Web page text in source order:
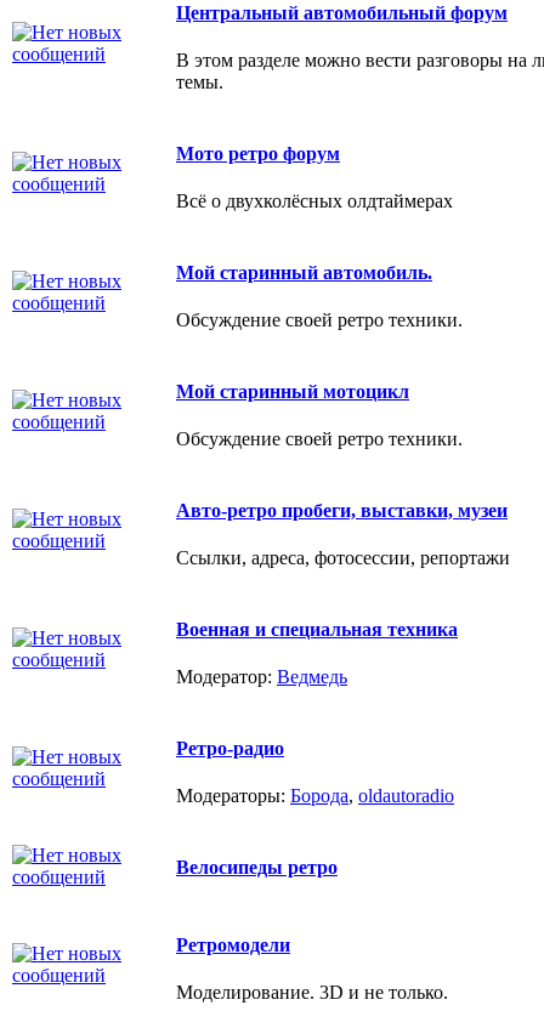
Центральный автомобильный форум
В этом разделе можно вести разговоры на
темы.
Мото ретро форум
Всё о двухколёсных олдтаймерах
Мой старинный автомобиль.
Обсуждение своей ретро техники.
Мой старинный мотоцикл
Обсуждение своей ретро техники.
Авто-ретро пробеги, выставки, музеи
Ссылки, адреса, фотосессии, репортажи
Военная и специальная техника
Модератор: Ведмедь
Ретро-радио
Модераторы: Борода, oldautoradio
Велосипеды ретро
Ретромодели
Моделирование. 3D и не только.